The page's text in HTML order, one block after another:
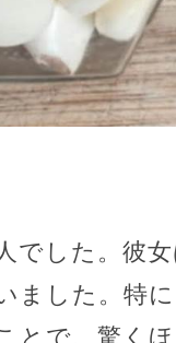
でした。彼
ました。特
とで、驚く